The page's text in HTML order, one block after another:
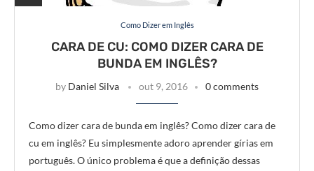
Como Dizer em Inglês
CARA DE CU: COMO DIZER CARA DE
BUNDA EM INGLÊS?
by Daniel Silva out 9, 2016 0 comments
Como dizer cara de bunda em inglês? Como dizer cara de
cu em inglês? Eu simplesmente adoro aprender gírias em
português. O único problema é que a definição dessas